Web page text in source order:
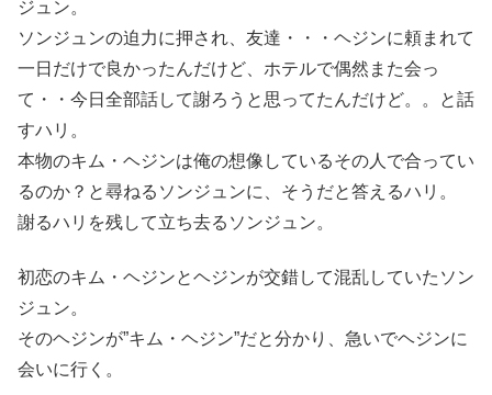
ジュン。
ソンジュンの迫力に押され、友達・・・ヘジンに頼まれて
一日だけで良かったんだけど、ホテルで偶然また会っ
て・・今日全部話して謝ろうと思ってたんだけど。。と話
すハリ。
本物のキム・ヘジンは俺の想像しているその人で合ってい
るのか？と尋ねるソンジュンに、そうだと答えるハリ。
謝るハリを残して立ち去るソンジュン。
初恋のキム・ヘジンとヘジンが交錯して混乱していたソン
ジュン。
そのヘジンが”キム・ヘジン”だと分かり、急いでヘジンに
会いに行く。